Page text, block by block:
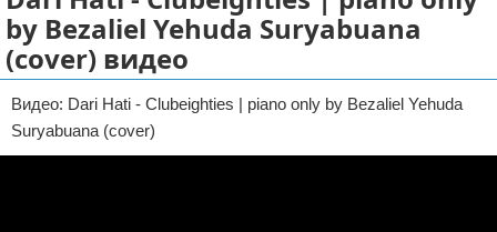
Отказ от ответственности
by Bezaliel Yehuda Suryabuana
(cover) видео
Видео: Dari Hati - Clubeighties | piano only by Bezaliel Yehuda
Suryabuana (cover)